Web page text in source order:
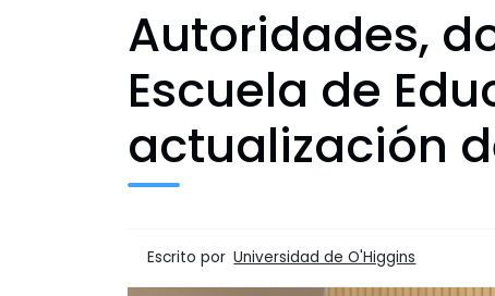
Autoridades,
Escuela de
actualización
Escrito por Universidad de O'Higgins